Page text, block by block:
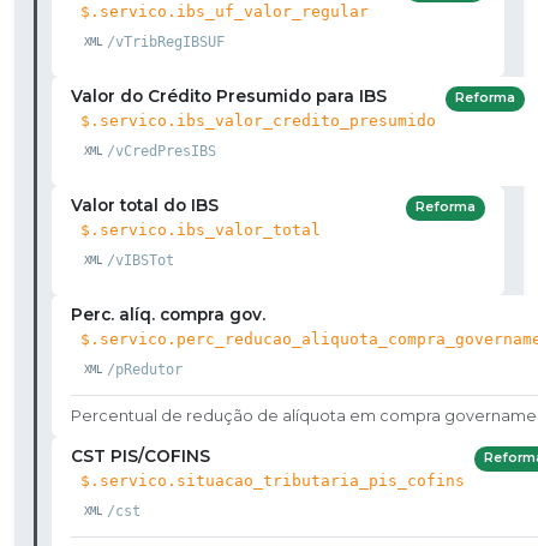
$.servico.ibs_uf_valor_regular
/vTribRegIBSUF
Valor do Crédito Presumido para IBS
$.servico.ibs_valor_credito_presumido
/vCredPresIBS
Reforma
Valor total do IBS
$.servico.ibs_valor_total
/vIBSTot
Reforma
Perc. alíq. compra gov.
/pRedutor
Percentual de redução de alíquota em compra
CST PIS/COFINS
$.servico.situacao_tributaria_pis_cofins
/cst